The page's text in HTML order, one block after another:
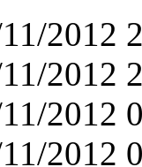
2012
2012
2012
2012